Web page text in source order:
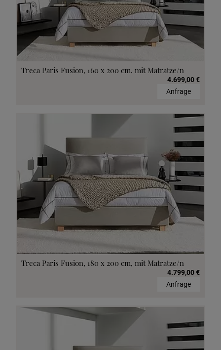
Treca Paris Fusion, 160 x 200 cm, mit Matratze/n
4.699,00 €
Anfrage
Treca Paris Fusion, 180 x 200 cm, mit Matratze/n
4.799,00 €
Anfrage